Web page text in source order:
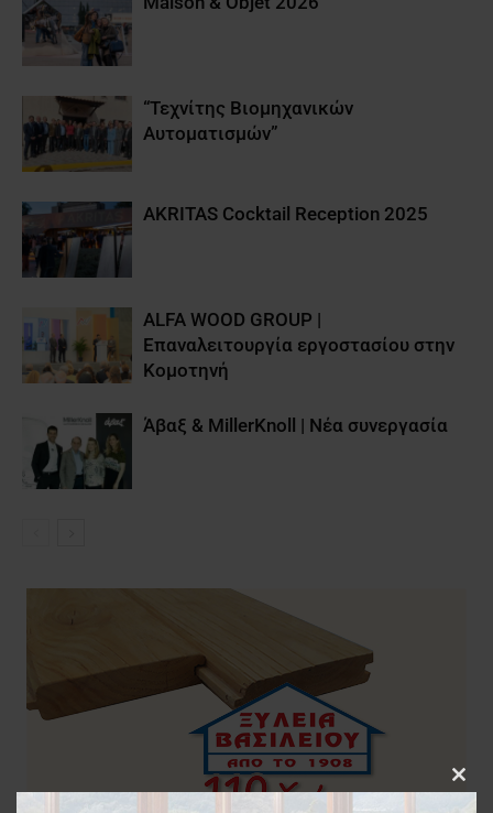
“Τεχνίτης Βιομηχανικών
Αυτοματισμών”
AKRITAS Cocktail Reception 2025
ALFA WOOD GROUP |
Επαναλειτουργία εργοστασίου στην
Κομοτηνή
Άβαξ & MillerKnoll | Νέα συνεργασία